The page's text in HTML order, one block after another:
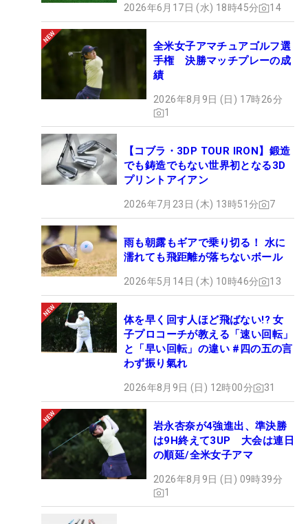
2026年6月17日 (水) 18時45分 14
全米女子アマチュアゴルフ選
手権 決勝マッチプレーの成
績
2026年8月9日 (日) 17時26分
1
【コブラ・3DP TOUR IRON】鍛造
でも鋳造でもない世界初となる3D
プリントアイアン
2026年7月23日 (木) 13時51分 7
雨も朝露もギアで乗り切る！ 水に
濡れても飛距離が落ちないボール
2026年5月14日 (木) 10時46分 13
体を早く回す人ほど飛ばない!? 女
子プロコーチが教える「速い回転」
と「早い回転」の違い #四の五の言
わず振り氣れ
2026年8月9日 (日) 12時00分 31
岩永杏奈が4強進出、準決勝
は9H終えて3UP 大会は連日
の順延/全米女子アマ
2026年8月9日 (日) 09時39分
1